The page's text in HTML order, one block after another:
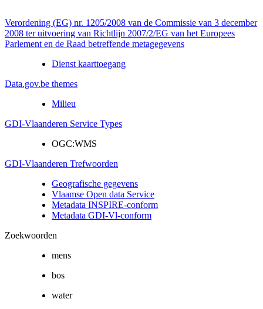
Verordening (EG) nr. 1205/2008 van de Commissie van 3 december
2008 ter uitvoering van Richtlijn 2007/2/EG van het Europees
Parlement en de Raad betreffende metagegevens
Dienst kaarttoegang
Data.gov.be themes
Milieu
GDI-Vlaanderen Service Types
OGC:WMS
GDI-Vlaanderen Trefwoorden
Geografische gegevens
Vlaamse Open data Service
Metadata INSPIRE-conform
Metadata GDI-Vl-conform
Zoekwoorden
mens
bos
water